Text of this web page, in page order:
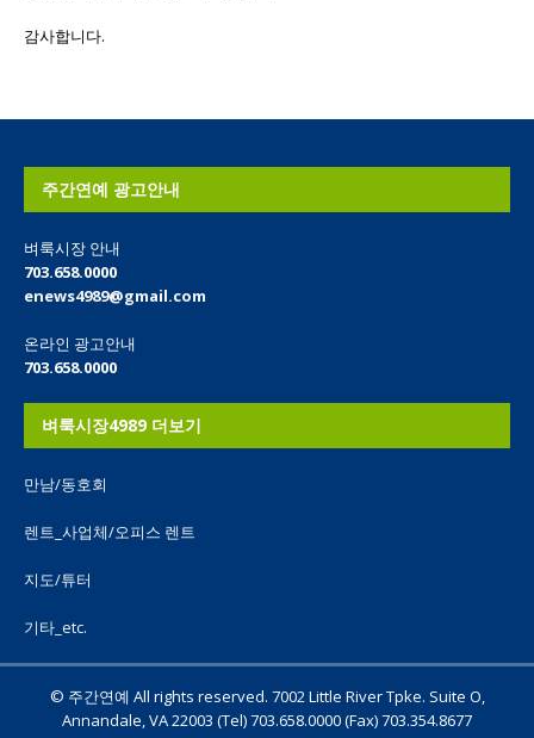
감사합니다.
주간연예 광고안내
벼룩시장 안내
703.658.0000
enews4989@gmail.com
온라인 광고안내
703.658.0000
벼룩시장4989 더보기
만남/동호회
렌트_사업체/오피스 렌트
지도/튜터
기타_etc.
© 주간연예 All rights reserved. 7002 Little River Tpke. Suite O,
Annandale, VA 22003 (Tel) 703.658.0000 (Fax) 703.354.8677